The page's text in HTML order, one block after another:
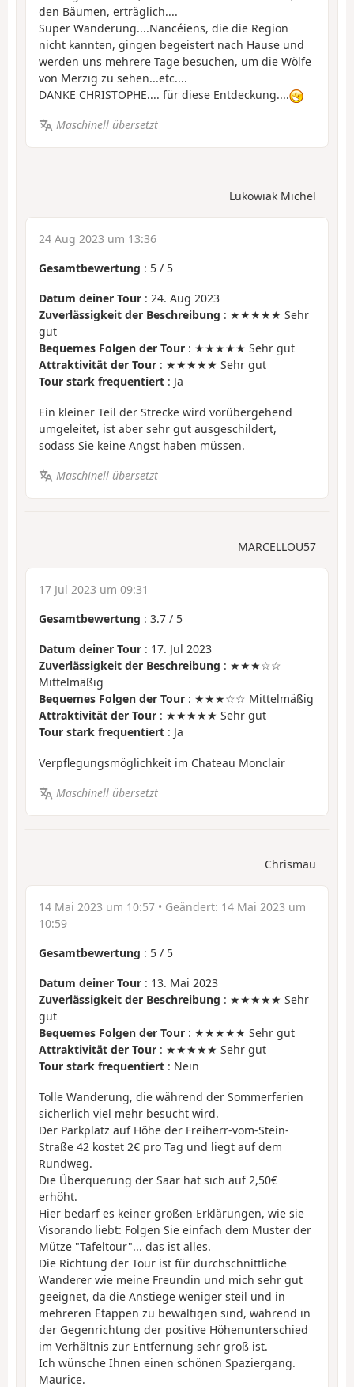
den Bäumen, erträglich....
Super Wanderung....Nancéiens, die die Region
nicht kannten, gingen begeistert nach Hause und
werden uns mehrere Tage besuchen, um die Wölfe
von Merzig zu sehen...etc....
DANKE CHRISTOPHE.... für diese Entdeckung....
Maschinell übersetzt
Lukowiak Michel
24 Aug 2023 um 13:36
Gesamtbewertung : 5 / 5
Datum deiner Tour : 24. Aug 2023
Zuverlässigkeit der Beschreibung : ★★★★★ Sehr
gut
Bequemes Folgen der Tour : ★★★★★ Sehr gut
Attraktivität der Tour : ★★★★★ Sehr gut
Tour stark frequentiert : Ja
Ein kleiner Teil der Strecke wird vorübergehend
umgeleitet, ist aber sehr gut ausgeschildert,
sodass Sie keine Angst haben müssen.
Maschinell übersetzt
MARCELLOU57
17 Jul 2023 um 09:31
Gesamtbewertung : 3.7 / 5
Datum deiner Tour : 17. Jul 2023
Zuverlässigkeit der Beschreibung : ★★★☆☆
Mittelmäßig
Bequemes Folgen der Tour : ★★★☆☆ Mittelmäßig
Attraktivität der Tour : ★★★★★ Sehr gut
Tour stark frequentiert : Ja
Verpflegungsmöglichkeit im Chateau Monclair
Maschinell übersetzt
Chrismau
14 Mai 2023 um 10:57 • Geändert: 14 Mai 2023 um
10:59
Gesamtbewertung : 5 / 5
Datum deiner Tour : 13. Mai 2023
Zuverlässigkeit der Beschreibung : ★★★★★ Sehr
gut
Bequemes Folgen der Tour : ★★★★★ Sehr gut
Attraktivität der Tour : ★★★★★ Sehr gut
Tour stark frequentiert : Nein
Tolle Wanderung, die während der Sommerferien
sicherlich viel mehr besucht wird.
Der Parkplatz auf Höhe der Freiherr-vom-Stein-
Straße 42 kostet 2€ pro Tag und liegt auf dem
Rundweg.
Die Überquerung der Saar hat sich auf 2,50€
erhöht.
Hier bedarf es keiner großen Erklärungen, wie sie
Visorando liebt: Folgen Sie einfach dem Muster der
Mütze "Tafeltour"... das ist alles.
Die Richtung der Tour ist für durchschnittliche
Wanderer wie meine Freundin und mich sehr gut
geeignet, da die Anstiege weniger steil und in
mehreren Etappen zu bewältigen sind, während in
der Gegenrichtung der positive Höhenunterschied
im Verhältnis zur Entfernung sehr groß ist.
Ich wünsche Ihnen einen schönen Spaziergang.
Maurice.